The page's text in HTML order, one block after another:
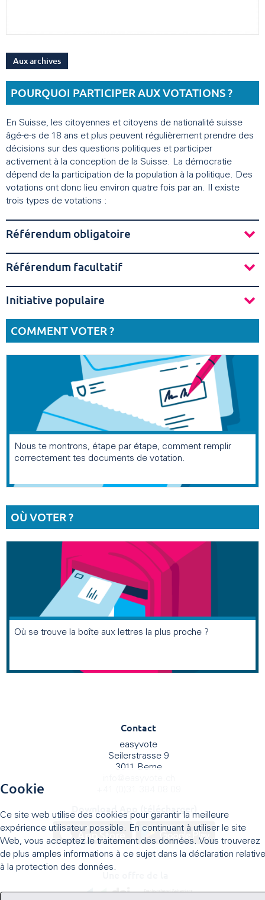
Aux archives
POURQUOI PARTICIPER AUX VOTATIONS ?
En Suisse, les citoyennes et citoyens de nationalité suisse
âgé-e-s de 18 ans et plus peuvent régulièrement prendre des
décisions sur des questions politiques et participer
activement à la conception de la Suisse. La démocratie
dépend de la participation de la population à la politique. Des
votations ont donc lieu environ quatre fois par an. Il existe
trois types de votations :
Référendum obligatoire
Référendum facultatif
Initiative populaire
COMMENT VOTER ?
Nous te montrons, étape par étape, comment remplir
correctement tes documents de votation.
OÙ VOTER ?
Où se trouve la boîte aux lettres la plus proche ?
Contact
easyvote
Seilerstrasse 9
3011 Berne
Download App (télécharger)
Cookie
Ce site web utilise des cookies pour garantir la meilleure
expérience utilisateur possible. En continuant à utiliser le site
Web, vous acceptez le traitement des données. Vous trouverez
de plus amples informations à ce sujet dans la déclaration relative
à la protection des données.